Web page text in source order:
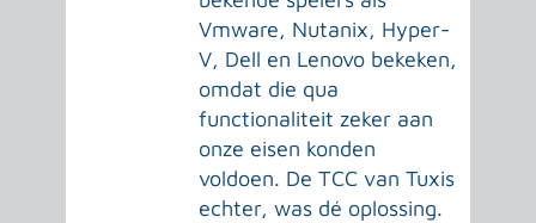
Vmware, Nutanix, Hyper-
V, Dell en Lenovo bekeken,
omdat die qua
functionaliteit zeker aan
onze eisen konden
voldoen. De TCC van Tuxis
echter, was dé oplossing.